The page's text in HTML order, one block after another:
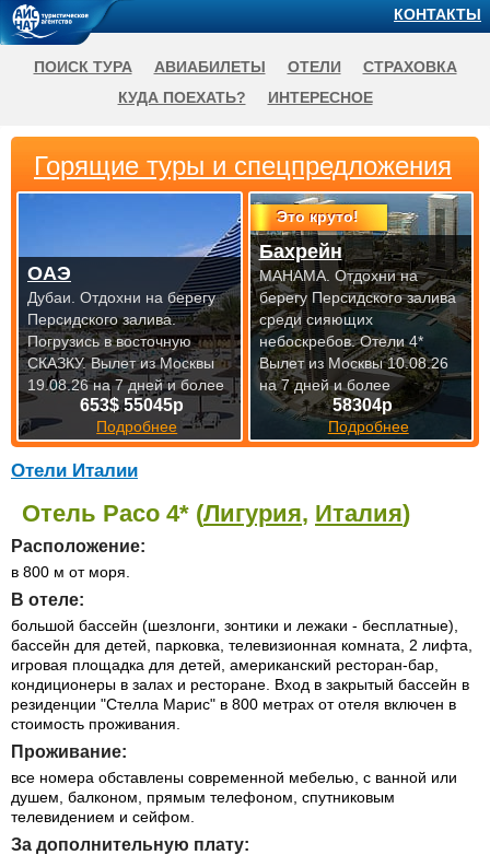
Отели Италии
Отель Paco 4* (Лигурия, Италия)
Расположение:
в 800 м от моря.
В отеле:
большой бассейн (шезлонги, зонтики и лежаки - бесплатные),
бассейн для детей, парковка, телевизионная комната, 2 лифта,
игровая площадка для детей, американский ресторан-бар,
кондиционеры в залах и ресторане. Вход в закрытый бассейн в
резиденции "Стелла Марис" в 800 метрах от отеля включен в
стоимость проживания.
Проживание:
все номера обставлены современной мебелью, с ванной или
душем, балконом, прямым телефоном, спутниковым
телевидением и сейфом.
За дополнительную плату:
Горящие туры и спецпредложения
653$ 55045р
Подробнее
ОАЭ
Дубаи. Отдохни на берегу
Персидского залива.
Погрузись в восточную
СКАЗКУ.Вылет из Москвы
19.08.26 на 7 дней и более
Это круто!
58304р
Подробнее
Бахрейн
МАНАМА. Отдохни на
берегу Персидского залива
среди сияющих
небоскребов. Отели 4*
Вылет из Москвы 10.08.26
на 7 дней и более
КОНТАКТЫ
ПОИСК ТУРА АВИАБИЛЕТЫ ОТЕЛИ
СТРАХОВКА
КУДА ПОЕХАТЬ?
ИНТЕРЕСНОЕ